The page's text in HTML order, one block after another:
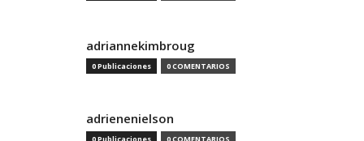
adriannekimbroug
0 Publicaciones 0 COMENTARIOS
adrienenielson